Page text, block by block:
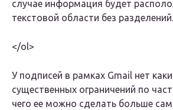
случае информация будет
текстовой области без
</ol>
У подписей в рамках Gmail нет
существенных ограничений по
чего ее можно сделать больше